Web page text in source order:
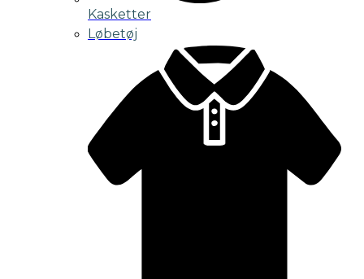
Kasketter
Løbetøj